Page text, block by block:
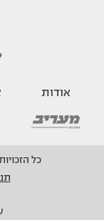
אודות
כל הזכויות שמורות ©